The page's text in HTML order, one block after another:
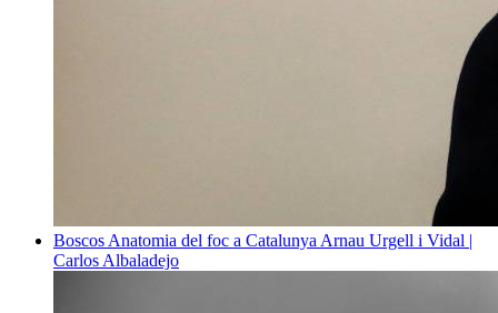
Boscos Anatomia del foc a Catalunya Arnau Urgell i Vidal |
Carlos Albaladejo